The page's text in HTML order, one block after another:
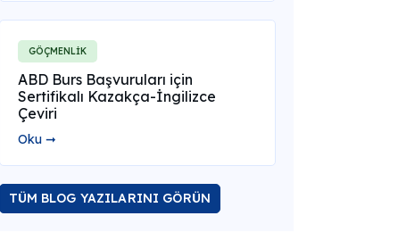
GÖÇMENLİK
ABD Burs Başvuruları için
Sertifikalı Kazakça-İngilizce
Çeviri
Oku ➞
TÜM BLOG YAZILARINI GÖRÜN